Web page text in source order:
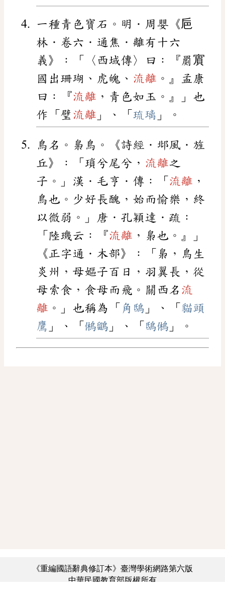
一種青色寶石。明．周嬰《巵
林．卷六．通焦．離有十六
義》：「〈西域傳〉曰：『罽賔
國出珊瑚、虎魄、 流離 。』孟康
曰：『流離 ，青色如玉。』」也
作「璧 流離 」、「 琉璃 」。
鳥名。梟鳥。《詩經．邶風．旌
丘》：「瑣兮尾兮， 流離之
子。」漢．毛亨．傳：「 流離 ，
鳥也。少好長醜，始而愉樂，終
以微弱。」唐．孔穎達．疏：
「陸璣云：『流離 ，梟也。』」
《正字通．木部》：「梟，鳥生
炎州，母嫗子百日，羽翼長，從
母索食，食母而飛。關西名 流
離 。」也稱為「 角鴟 」、「 貓頭
鷹 」、「 鵂鶹 」、「 鴟鵂 」。
《重編國語辭典修訂本》臺灣學術網路第六版
中華民國教育部版權所有